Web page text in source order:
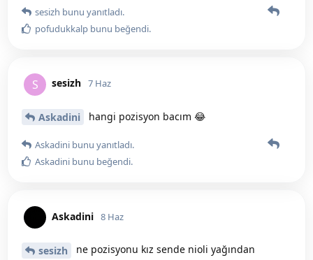
sesizh bunu yanıtladı.
pofudukkalp bunu beğendi.
S sesizh 7 Haz
Askadini hangi pozisyon bacım 😂
Askadini bunu yanıtladı.
Askadini bunu beğendi.
Askadini 8 Haz
sesizh
ne pozisyonu kız sende nioli yağından